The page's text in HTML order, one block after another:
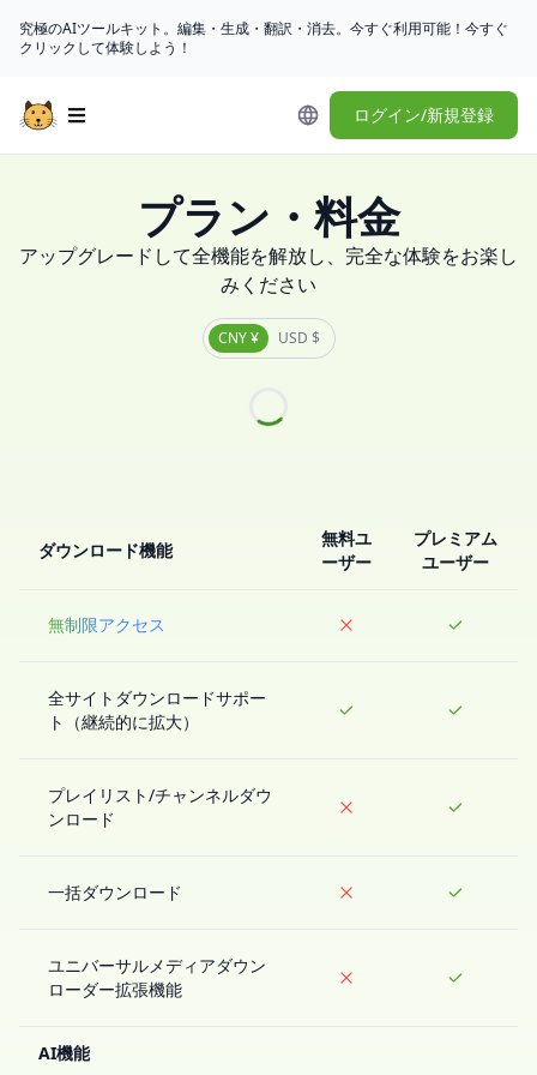
究極のAIツールキット。編集・生成・翻訳・消去。今すぐ利用可能！今すぐ
クリックして体験しよう！
Open main menu ログイン/新規登録
プラン・料金
アップグレードして全機能を解放し、完全な体験をお楽し
みください
CNY ¥ USD $
ダウンロード機能
無料ユ
ーザー
プレミアム
ユーザー
無制限アクセス
全サイトダウンロードサポー
ト（継続的に拡大）
プレイリスト/チャンネルダウ
ンロード
一括ダウンロード
ユニバーサルメディアダウン
ローダー拡張機能
AI機能